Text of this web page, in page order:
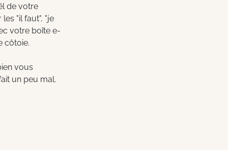
de votre
"il faut", "je
votre boîte e-
côtoie.
vous
un peu mal.